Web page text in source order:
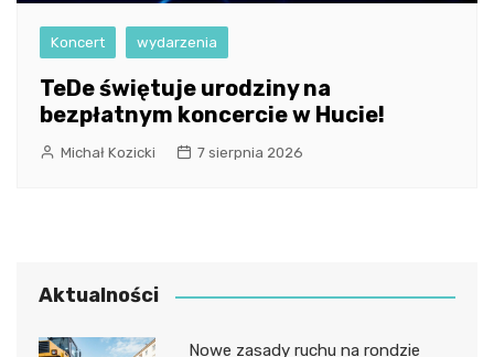
Koncert wydarzenia
TeDe świętuje urodziny na
bezpłatnym koncercie w Hucie!
Michał Kozicki 7 sierpnia 2026
Aktualności
Nowe zasady ruchu na rondzie